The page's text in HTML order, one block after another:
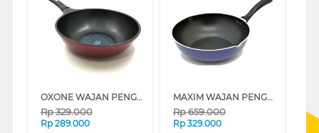
OXONE WAJAN PENGGORENGAN 26 CM DEEP FRYPAN OX26D
Rp329.000
Rp 289.000
MAXIM WAJAN PENGGORENGAN 28 CM EZ POUR DEEP FRYPAN NNZPSF28PXS
Rp659.000
Rp 329.000